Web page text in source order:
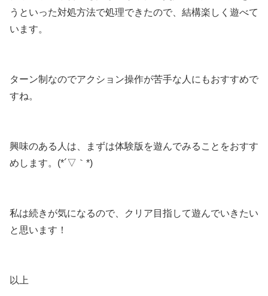
うといった対処方法で処理できたので、結構楽しく遊べて
います。
ターン制なのでアクション操作が苦手な人にもおすすめで
すね。
興味のある人は、まずは体験版を遊んでみることをおすす
めします。(*´▽｀*)
私は続きが気になるので、クリア目指して遊んでいきたい
と思います！
以上